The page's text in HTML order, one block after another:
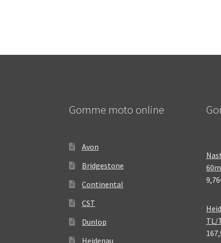
Gomme moto online
Avon
Bridgestone
Continental
CST
Dunlop
Heidenau
9,76
TL/